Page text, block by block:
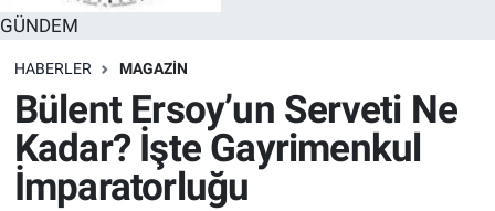
GÜNDEM
HABERLER MAGAZİN
Bülent Ersoy’un Serveti Ne
Kadar? İşte Gayrimenkul
İmparatorluğu